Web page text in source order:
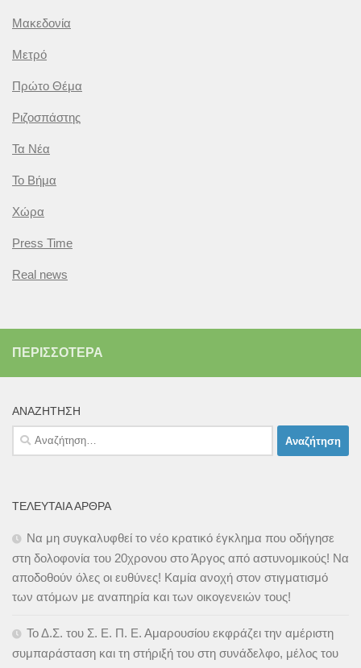
Μακεδονία
Μετρό
Πρώτο Θέμα
Ριζοσπάστης
Τα Νέα
Το Βήμα
Χώρα
Press Time
Real news
ΠΕΡΙΣΣΌΤΕΡΑ
ΑΝΑΖΉΤΗΣΗ
Αναζήτηση
για:
ΤΕΛΕΥΤΑΊΑ ΆΡΘΡΑ
Να μη συγκαλυφθεί το νέο κρατικό έγκλημα που οδήγησε
στη δολοφονία του 20χρονου στο Άργος από αστυνομικούς! Να
αποδοθούν όλες οι ευθύνες! Καμία ανοχή στον στιγματισμό
των ατόμων με αναπηρία και των οικογενειών τους!
Το Δ.Σ. του Σ. Ε. Π. Ε. Αμαρουσίου εκφράζει την αμέριστη
συμπαράσταση και τη στήριξή του στη συνάδελφο, μέλος του